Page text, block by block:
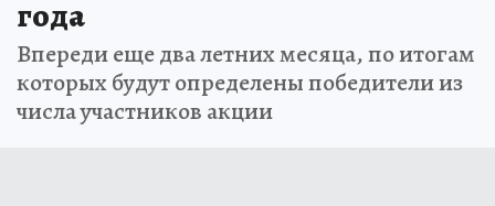
года
Впереди еще два летних месяца, по итогам
которых будут определены победители из
числа участников акции